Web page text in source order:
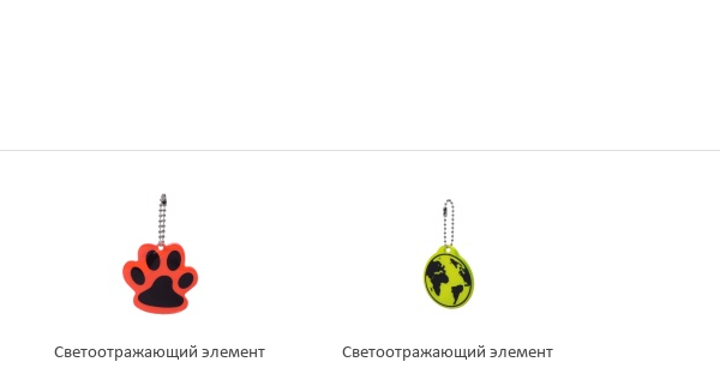
Светоотражающий элемент Светоотражающий элемент